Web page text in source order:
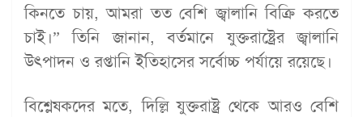
কিনতে চায়, আমরা তত বেশি জ্বালানি বিক্রি করতে
চাই।” তিনি জানান, বর্তমানে যুক্তরাষ্ট্রের জ্বালানি
উৎপাদন ও রপ্তানি ইতিহাসের সর্বোচ্চ পর্যায়ে রয়েছে।
বিশ্লেষকদের মতে, দিল্লি যুক্তরাষ্ট্র থেকে আরও বেশি